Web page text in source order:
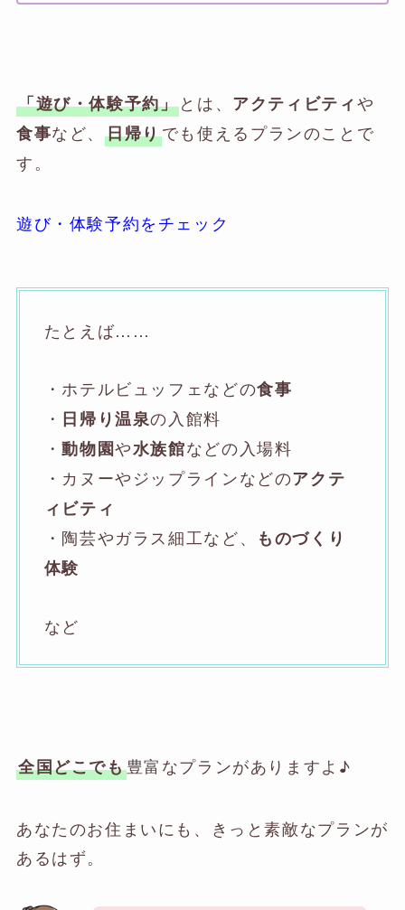
「遊び・体験予約」とは、 アクティビティや
食事など、 日帰りでも使えるプランのことで
す。
遊び・体験予約をチェック
たとえば……
・ホテルビュッフェなどの食事
・ 日帰り温泉の入館料
・動物園や水族館などの入場料
・カヌーやジップラインなどのアクテ
ィビティ
・陶芸やガラス細工など、
ものづくり
体験
など
全国どこでも豊富なプランがありますよ♪
あなたのお住まいにも、きっと素敵なプランが
あるはず。